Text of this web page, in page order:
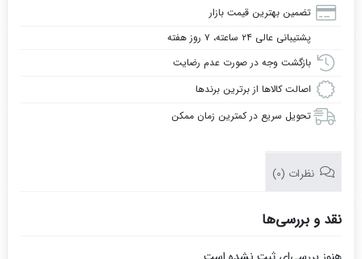
32
آمپر
4پل
قابل
تنظیم
الکترونیکی
تضمین بهترین قیمت بازار
پشتیبانی عالی ۲۴ ساعته، ۷ روز هفته
بازگشت وجه در صورت عدم رضایت
اصالت کالاها از برترین برندها
تحویل سریع در کمترین زمان ممکن
نظرات (0)
نقد و بررسی‌ها